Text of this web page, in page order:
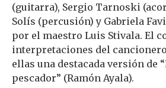
(guitarra), Sergio Tarnoski
Solís (percusión) y Gabriela
por el maestro Luis Stivala. El
interpretaciones del
ellas una destacada versión de
pescador” (Ramón Ayala).